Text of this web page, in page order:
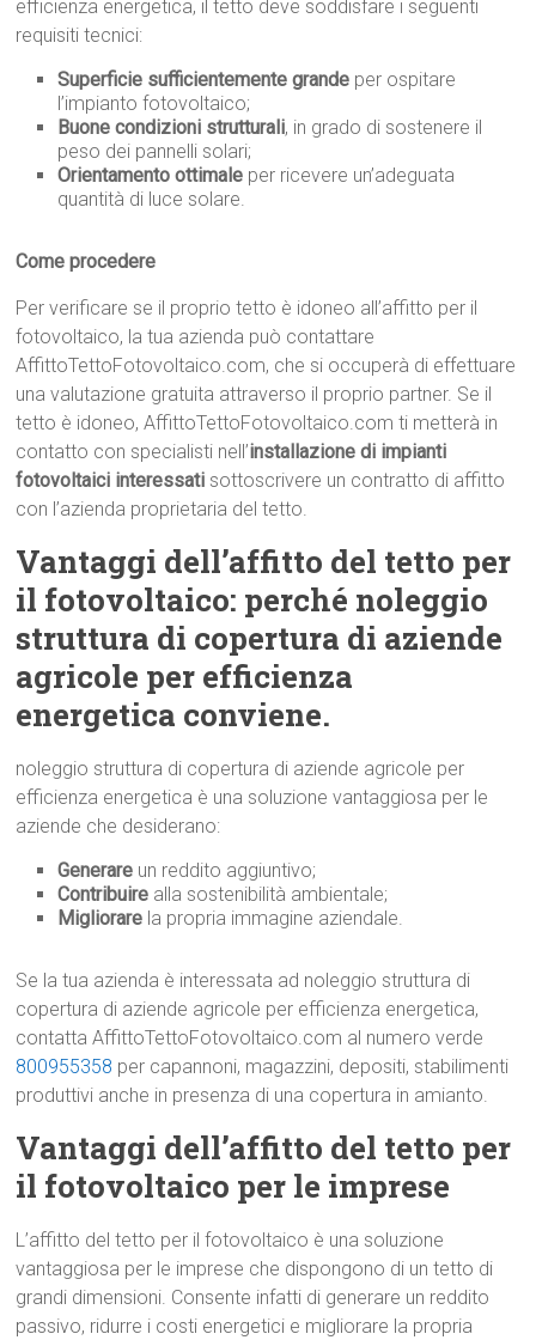
efficienza energetica, il tetto deve soddisfare i seguenti
requisiti tecnici:
Superficie sufficientemente grande per ospitare
l’impianto fotovoltaico;
Buone condizioni strutturali, in grado di sostenere il
peso dei pannelli solari;
Orientamento ottimale per ricevere un’adeguata
quantità di luce solare.
Come procedere
Per verificare se il proprio tetto è idoneo all’affitto per il
fotovoltaico, la tua azienda può contattare
AffittoTettoFotovoltaico.com, che si occuperà di effettuare
una valutazione gratuita attraverso il proprio partner. Se il
tetto è idoneo, AffittoTettoFotovoltaico.com ti metterà in
contatto con specialisti nell’installazione di impianti
fotovoltaici interessati sottoscrivere un contratto di affitto
con l’azienda proprietaria del tetto.
Vantaggi dell’affitto del tetto per
il fotovoltaico: perché noleggio
struttura di copertura di aziende
agricole per efficienza
energetica conviene.
noleggio struttura di copertura di aziende agricole per
efficienza energetica è una soluzione vantaggiosa per le
aziende che desiderano:
Generare un reddito aggiuntivo;
Contribuire alla sostenibilità ambientale;
Migliorare la propria immagine aziendale.
Se la tua azienda è interessata ad noleggio struttura di
copertura di aziende agricole per efficienza energetica,
contatta AffittoTettoFotovoltaico.com al numero verde
800955358 per capannoni, magazzini, depositi, stabilimenti
produttivi anche in presenza di una copertura in amianto.
Vantaggi dell’affitto del tetto per
il fotovoltaico per le imprese
L’affitto del tetto per il fotovoltaico è una soluzione
vantaggiosa per le imprese che dispongono di un tetto di
grandi dimensioni. Consente infatti di generare un reddito
passivo, ridurre i costi energetici e migliorare la propria